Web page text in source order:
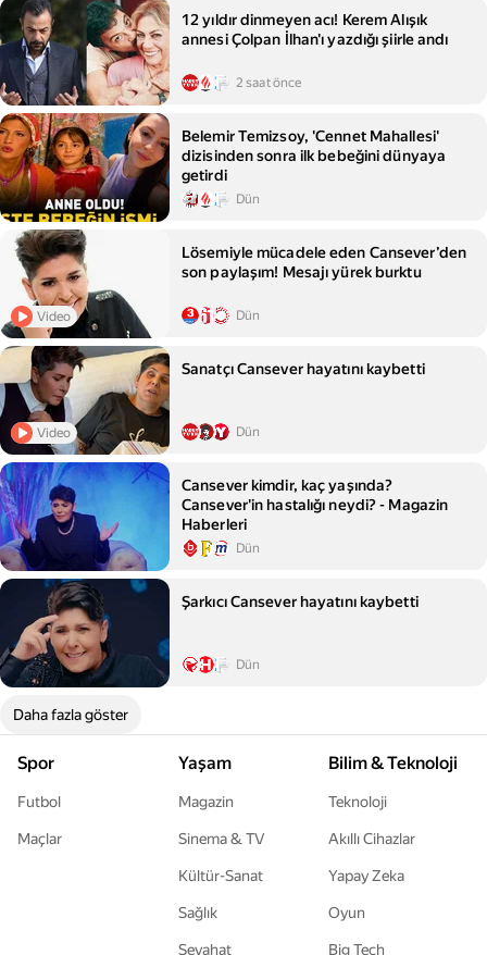
12 yıldır dinmeyen acı! Kerem Alışık
annesi Çolpan İlhan'ı yazdığı şiirle andı
2 saat önce
Belemir Temizsoy, 'Cennet Mahallesi'
dizisinden sonra ilk bebeğini dünyaya
getirdi
Dün
Video
Lösemiyle mücadele eden Cansever’den
son paylaşım! Mesajı yürek burktu
Dün
Video
Sanatçı Cansever hayatını kaybetti
Dün
Cansever kimdir, kaç yaşında?
Cansever'in hastalığı neydi? - Magazin
Haberleri
Dün
Şarkıcı Cansever hayatını kaybetti
Dün
Daha fazla göster
Spor
Futbol
Maçlar
Yaşam
Magazin
Sinema & TV
Kültür-Sanat
Sağlık
Seyahat
Bilim & Teknoloji
Teknoloji
Akıllı Cihazlar
Yapay Zeka
Oyun
Big Tech